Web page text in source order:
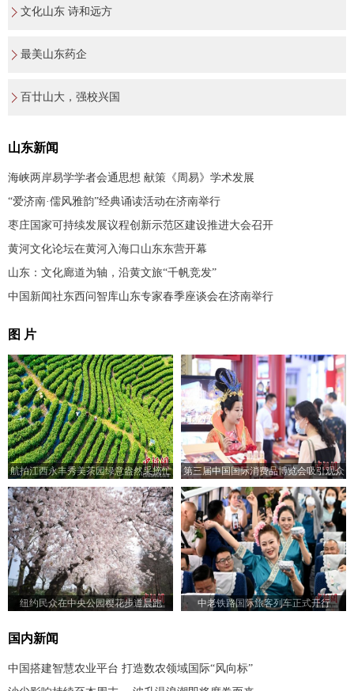
文化山东 诗和远方
最美山东药企
百廿山大，强校兴国
山东新闻
海峡两岸易学学者会通思想 献策《周易》学术发展
“爱济南·儒风雅韵”经典诵读活动在济南举行
枣庄国家可持续发展议程创新示范区建设推进大会召开
黄河文化论坛在黄河入海口山东东营开幕
山东：文化廊道为轴，沿黄文旅“千帆竞发”
中国新闻社东西问智库山东专家春季座谈会在济南举行
图 片
航拍江西永丰秀美茶园绿意盎然采摘忙 第三届中国国际消费品博览会吸引观众
纽约民众在中央公园樱花步道晨跑 中老铁路国际旅客列车正式开行
国内新闻
中国搭建智慧农业平台 打造数农领域国际“风向标”